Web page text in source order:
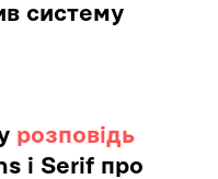
систему
розповідь
i Serif про